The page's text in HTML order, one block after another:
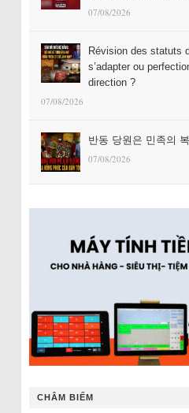
07/08/2026
Révision des statuts
s’adapter ou
direction ?
07/08/2026
반동 당원은 민족의
07/08/2026
CHÂM BIẾM